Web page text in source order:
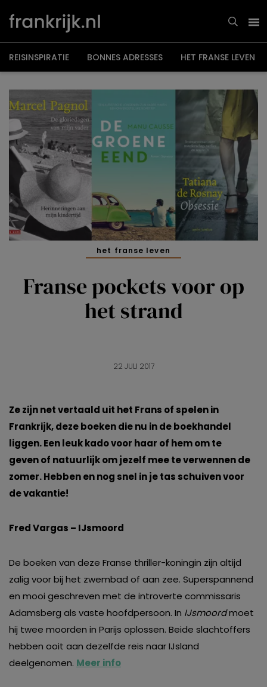
naar
inhoud
REISINSPIRATIE BONNES ADRESSES HET FRANSE LEVEN
het franse leven
Franse pockets voor op
het strand
22 JULI 2017
Ze zijn net vertaald uit het Frans of spelen in
Frankrijk, deze boeken die nu in de boekhandel
liggen. Een leuk kado voor haar of hem om te
geven of natuurlijk om jezelf mee te verwennen de
zomer. Hebben en nog snel in je tas schuiven voor
de vakantie!
Fred Vargas – IJsmoord
De boeken van deze Franse thriller-koningin zijn altijd
zalig voor bij het zwembad of aan zee. Superspannend
en mooi geschreven met de introverte commissaris
Adamsberg als vaste hoofdpersoon. In IJsmoordmoet
hij twee moorden in Parijs oplossen. Beide slachtoffers
hebben ooit aan dezelfde reis naar IJsland
deelgenomen. Meer info